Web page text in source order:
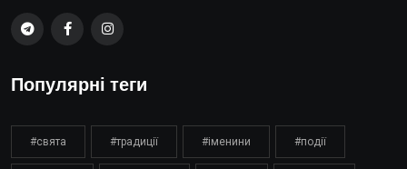
Популярні теги
#свята #традиції #іменини #події